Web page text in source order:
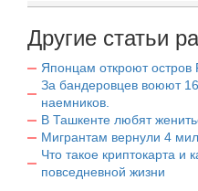
Другие статьи
Японцам откроют остров
За бандеровцев воюют
наемников.
В Ташкенте любят
Мигрантам вернули 4
Что такое криптокарта и
повседневной жизни